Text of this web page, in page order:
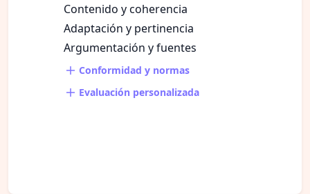
Contenido y coherencia
Adaptación y pertinencia
Argumentación y fuentes
Conformidad y normas
Evaluación personalizada